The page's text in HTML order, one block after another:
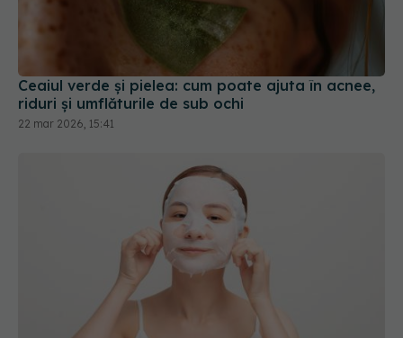
Ceaiul verde și pielea: cum poate ajuta în acnee,
riduri și umflăturile de sub ochi
Măști coreene care fac minuni pentru tenul
deshidratat